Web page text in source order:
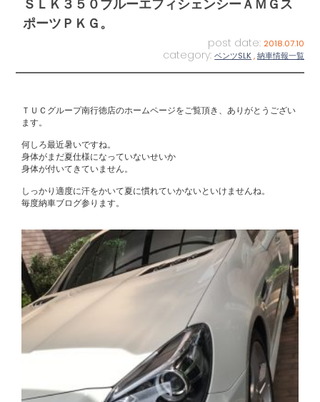
ＳＬＫ３５０ブルーエフィシェンシーＡＭＧス
ポーツＰＫＧ。
post date: 2018.07.10
category:ベンツSLK,納車情報一覧
ＴＵＣグループ南行徳店のホームページをご覧頂き、ありがとうござい
ます。
何しろ最近暑いですね。
身体がまだ夏仕様になっていないせいか
身体が付いてきていません。
しっかり適度に汗をかいて夏に慣れていかないといけませんね。
毎度納車ブログ参ります。